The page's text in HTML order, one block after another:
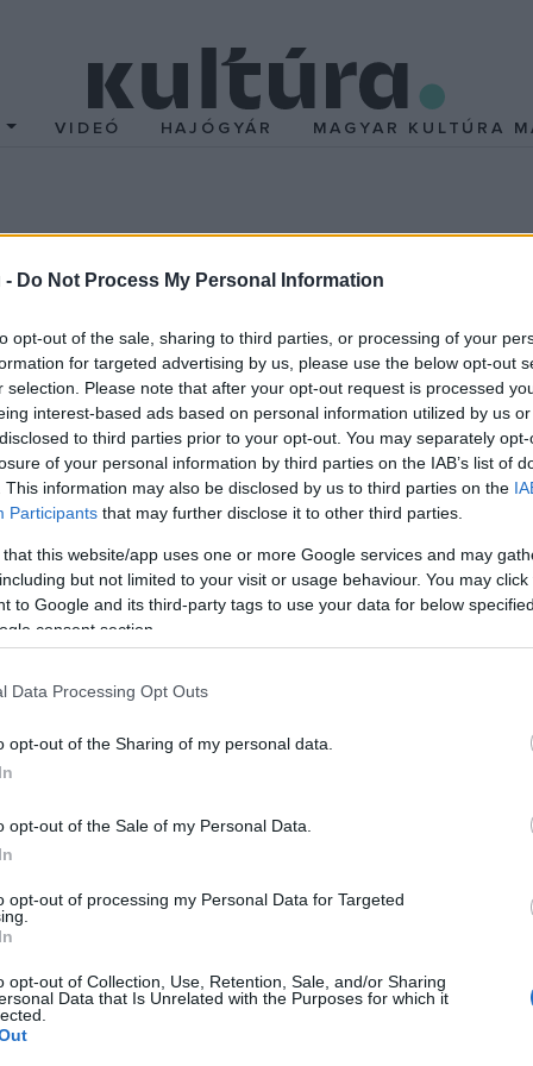
- Do Not Process My Personal Information
opt-out of the sale, sharing to third parties, or processing of your
for targeted advertising by us, please use the below opt-out
selection. Please note that after your opt-out request is processed
interest-based ads based on personal information utilized by us
to third parties prior to your opt-out. You may separately
of your personal information by third parties on the IAB’s list of
This information may also be disclosed by us to third parties on the
Participants that may further disclose it to other third parties.
that this website/app uses one or more Google services and may
but not limited to your visit or usage behaviour. You may
to Google and its third-party tags to use your data for below
consent section.
Data Processing Opt Outs
opt-out of the Sharing of my personal data.
opt-out of the Sale of my Personal Data.
opt-out of processing my Personal Data for Targeted
opt-out of Collection, Use, Retention, Sale, and/or Sharing
Data that Is Unrelated with the Purposes for which it
VIDEÓ HAJÓGYÁR MAGYAR KULTÚRA
köszöntik Bálint
egykori igazgatója április 26-án ünnepli 80.
Antal estjére című film.
András tizenkettedik önálló irodalmi estjét, aSzerb Antal Száz
Deák Krisztina most készült filmje különleges vállalkozás,
bemutatóinak plakátját is tervező Hertelendi Amanda
nagy szerepe volt Bálint Dániel operatőrnek,
műveltségét szertelen csacsogással elfedő, végtelenül
magyar kulturális élet megkerülhetetlen alakja, akit maga
személyiség volt. Bájos, csevegő, szellemes
Antal élete mentén beszélek a szerelemről, tanár-diák
hatalmáról.”
létrejött, közel egyórás film kizárólag az eSzínház oldalán